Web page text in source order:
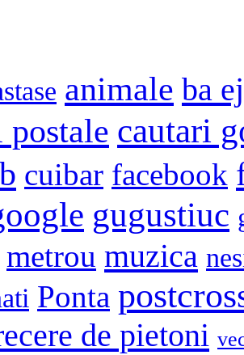
animale ba
postale cautari
cuibar facebook
gugustiuc
metrou muzica
Ponta
de pietoni